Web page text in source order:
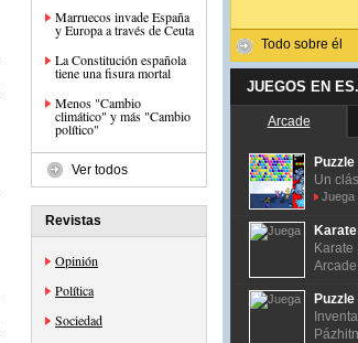
Marruecos invade España
y Europa a través de Ceuta
La Constitución española
tiene una fisura mortal
Menos "Cambio
climático" y más "Cambio
político"
Ver todos
Revistas
Opinión
Política
Sociedad
Todo sobre él
JUEGOS EN
Arcade
Un
Juega